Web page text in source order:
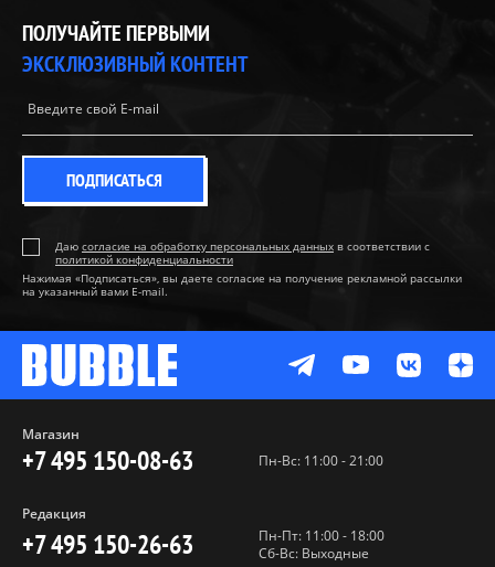
ПОЛУЧАЙТЕ ПЕРВЫМИ
ЭКСКЛЮЗИВНЫЙ КОНТЕНТ
ПОДПИСАТЬСЯ
Даю согласие на обработку персональных данных в соответствии с
политикой конфиденциальности
Нажимая «Подписаться», вы даете согласие на получение рекламной рассылки
на указанный вами E-mail.
Магазин
+7 495 150-08-63 Пн-Вс: 11:00 - 21:00
Редакция
+7 495 150-26-63
Пн-Пт: 11:00 - 18:00
Сб-Вс: Выходные